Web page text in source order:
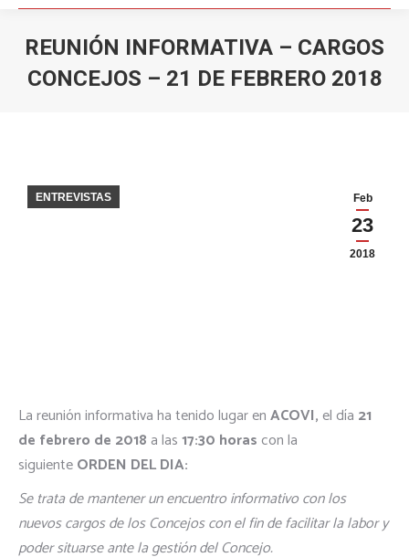
REUNIÓN INFORMATIVA – CARGOS
CONCEJOS – 21 DE FEBRERO 2018
Feb
23
2018
ENTREVISTAS
La reunión informativa ha tenido lugar enACOVI, el día 21
de febrero de 2018 a las17:30 horas con la
siguienteORDEN DEL DIA:
Se trata de mantener un encuentro informativo con los
nuevos cargos de los Concejos con el fin de facilitar la labor y
poder situarse ante la gestión del Concejo.